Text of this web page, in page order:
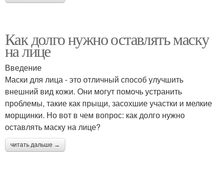
Как долго нужно оставлять маску
на лице
Введение
Маски для лица - это отличный способ улучшить
внешний вид кожи. Они могут помочь устранить
проблемы, такие как прыщи, засохшие участки и мелкие
морщинки. Но вот в чем вопрос: как долго нужно
оставлять маску на лице?
читать дальше →